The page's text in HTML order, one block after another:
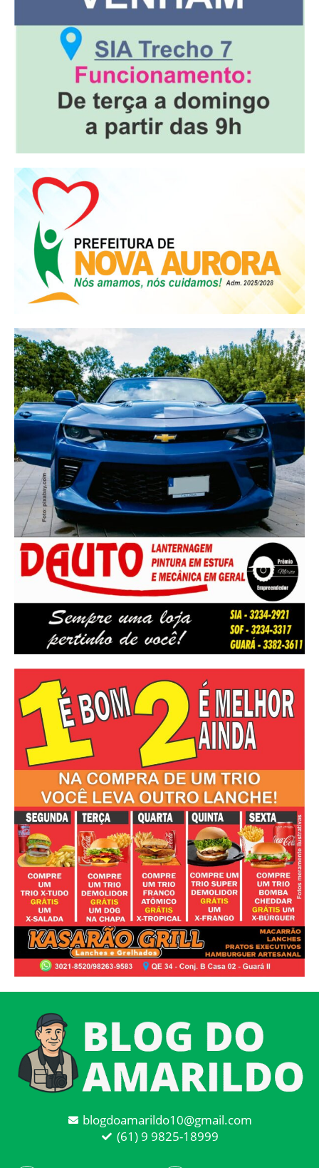
blogdoamarildo10@gmail.com
(61) 9 9825-18999